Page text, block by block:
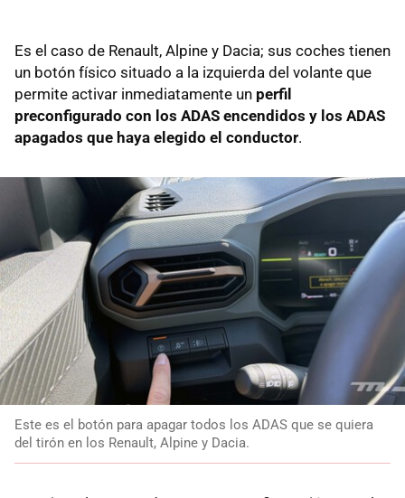
Es el caso de Renault, Alpine y Dacia; sus coches tienen
un botón físico situado a la izquierda del volante que
permite activar inmediatamente un perfil
preconfigurado con los ADAS encendidos y los ADAS
apagados que haya elegido el conductor.
Este es el botón para apagar todos los ADAS que se quiera
del tirón en los Renault, Alpine y Dacia.